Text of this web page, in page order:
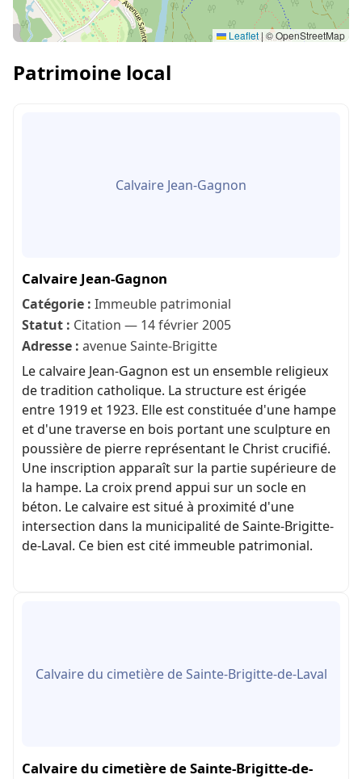
Leaflet |© OpenStreetMap
Patrimoine local
Calvaire Jean-Gagnon
Calvaire Jean-Gagnon
Catégorie : Immeuble patrimonial
Statut : Citation — 14 février 2005
Adresse : avenue Sainte-Brigitte
Le calvaire Jean-Gagnon est un ensemble religieux
de tradition catholique. La structure est érigée
entre 1919 et 1923. Elle est constituée d'une hampe
et d'une traverse en bois portant une sculpture en
poussière de pierre représentant le Christ crucifié.
Une inscription apparaît sur la partie supérieure de
la hampe. La croix prend appui sur un socle en
béton. Le calvaire est situé à proximité d'une
intersection dans la municipalité de Sainte-Brigitte-
de-Laval. Ce bien est cité immeuble patrimonial.
Calvaire du cimetière de Sainte-Brigitte-de-Laval
Calvaire du cimetière de Sainte-Brigitte-de-